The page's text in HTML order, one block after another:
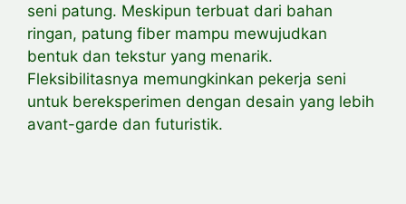
seni patung. Meskipun terbuat dari bahan
ringan, patung fiber mampu mewujudkan
bentuk dan tekstur yang menarik.
Fleksibilitasnya memungkinkan pekerja seni
untuk bereksperimen dengan desain yang lebih
avant-garde dan futuristik.